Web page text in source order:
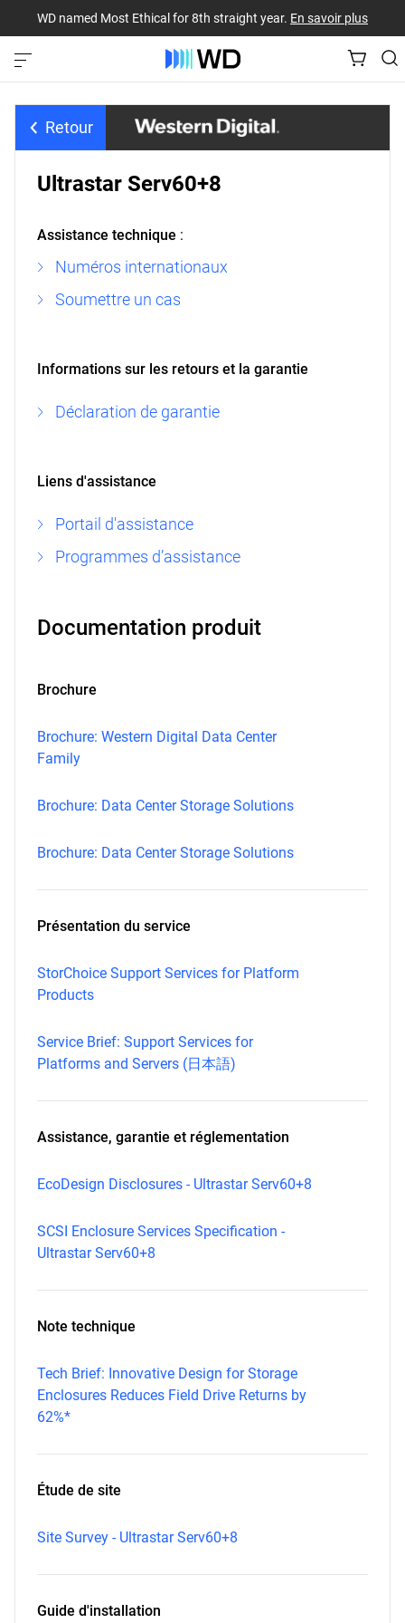
WD named Most Ethical for 8th straight year. En savoir plus
Retour
Ultrastar Serv60+8
Assistance technique :
Numéros internationaux
Soumettre un cas
Informations sur les retours et la garantie
Déclaration de garantie
Liens d'assistance
Portail d'assistance
Programmes d’assistance
Documentation produit
Brochure
Brochure: Western Digital Data Center
Family
Brochure: Data Center Storage Solutions
Brochure: Data Center Storage Solutions
Présentation du service
StorChoice Support Services for Platform
Products
Service Brief: Support Services for
Platforms and Servers (日本語)
Assistance, garantie et réglementation
EcoDesign Disclosures - Ultrastar Serv60+8
SCSI Enclosure Services Specification -
Ultrastar Serv60+8
Note technique
Tech Brief: Innovative Design for Storage
Enclosures Reduces Field Drive Returns by
62%*
Étude de site
Site Survey - Ultrastar Serv60+8
Guide d'installation